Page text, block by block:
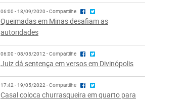
06:00 - 18/09/2020 - Compartilhe
Queimadas em Minas desafiam as
autoridades
06:00 - 08/05/2012 - Compartilhe
Juiz dá sentença em versos em Divinópolis
17:42 - 19/05/2022 - Compartilhe
Casal coloca churrasqueira em quarto para